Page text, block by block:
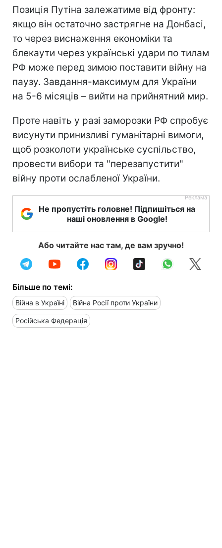
Позиція Путіна залежатиме від фронту:
якщо він остаточно застрягне на Донбасі,
то через виснаження економіки та
блекаути через українські удари по тилам
РФ може перед зимою поставити війну на
паузу. Завдання-максимум для України
на 5-6 місяців – вийти на прийнятний мир.
Проте навіть у разі заморозки РФ спробує
висунути принизливі гуманітарні вимоги,
щоб розколоти українське суспільство,
провести вибори та "перезапустити"
війну проти ослабленої України.
Не пропустіть головне! Підпишіться на
наші оновлення в Google!
Або читайте нас там, де вам зручно!
Більше по темі:
Війна в Україні Війна Росії проти України
Російська Федерація